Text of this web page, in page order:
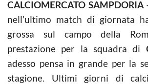
CALCIOMERCATO SAMPDORIA
nell’ultimo match di giornata
grossa sul campo della
prestazione per la squadra di
adesso pensa in grande per la
stagione. Ultimi giorni di